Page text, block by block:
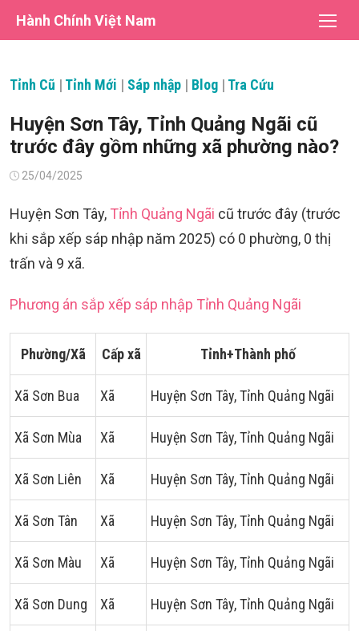
Hành Chính Việt Nam
Tỉnh Cũ | Tỉnh Mới | Sáp nhập | Blog | Tra Cứu
Huyện Sơn Tây, Tỉnh Quảng Ngãi cũ
trước đây gồm những xã phường nào?
Đăng25/04/2025
Huyện Sơn Tây, Tỉnh Quảng Ngãi cũ trước đây (trước
khi sắp xếp sáp nhập năm 2025) có 0 phường, 0 thị
trấn và 9 xã.
Phương án sắp xếp sáp nhập Tỉnh Quảng Ngãi
Phường/Xã Cấp xã Tỉnh+Thành phố
Xã Sơn Bua Xã Huyện Sơn Tây, Tỉnh Quảng Ngãi
Xã Sơn Mùa Xã Huyện Sơn Tây, Tỉnh Quảng Ngãi
Xã Sơn Liên Xã Huyện Sơn Tây, Tỉnh Quảng Ngãi
Xã Sơn Tân Xã Huyện Sơn Tây, Tỉnh Quảng Ngãi
Xã Sơn Màu Xã Huyện Sơn Tây, Tỉnh Quảng Ngãi
Xã Sơn Dung Xã Huyện Sơn Tây, Tỉnh Quảng Ngãi